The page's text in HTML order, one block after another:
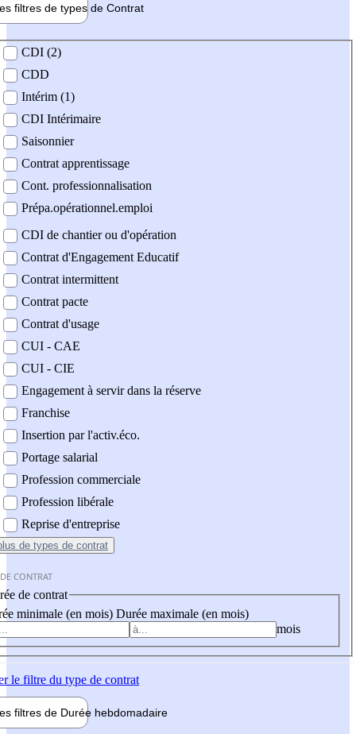
filtres de types de Contrat
contrat
CDI (2)
CDD
Intérim (1)
CDI Intérimaire
Saisonnier
Contrat apprentissage
Cont. professionnalisation
Prépa.opérationnel.emploi
CDI de chantier ou d'opération
Contrat d'Engagement Educatif
Contrat intermittent
Contrat pacte
Contrat d'usage
CUI - CAE
CUI - CIE
Engagement à servir dans la réserve
Franchise
Insertion par l'activ.éco.
Portage salarial
Profession commerciale
Profession libérale
Reprise d'entreprise
de types de contrat
CONTRAT
de contrat
minimale (en mois) Durée maximale (en mois)
mois
le filtre du type de contrat
filtres de Durée hebdomadaire